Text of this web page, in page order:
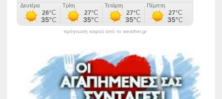
πρόγνωση καιρού από το weather.gr